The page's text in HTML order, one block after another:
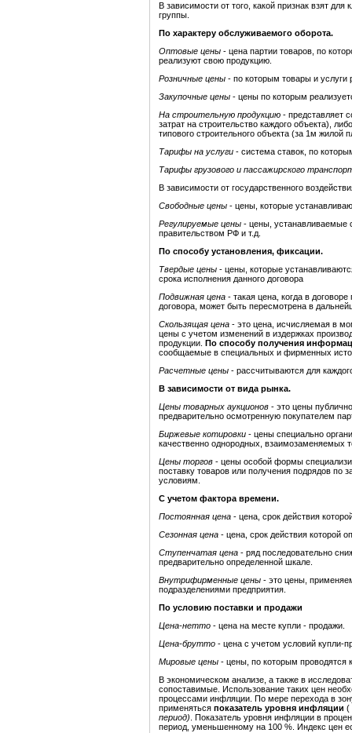
В зависимости от того, какой признак взят
группы.
По характеру обслуживаемого оборота.
Оптовые цены - цена партии товаров, по
реализуют свою продукцию.
Розничные цены - по которым товары и услуги
Закупочные цены - цены по которым
На строительную продукцию - представляет
затрат на строительство каждого объекта),
типового строительного объекта (за 1м жилой
Тарифы на услуги - система ставок, по
Тарифы грузового и пассажирского
В зависимости от государственного
Свободные цены - цены, которые
Регулируемые цены - цены, устанавливаемые
правительством РФ и т.д.
По способу установления, фиксации.
Твердые цены - цены, которые
срока исполнения данного договора
Подвижная цена - такая цена, когда в
договора, может быть пересмотрена в
Скользящая цена - это цена, исчисляемая в
цены с учетом изменений в издержках
продукции. По способу получения
сообщаемые в специальных и фирменных
Расчетные цены - рассчитываются для
В зависимости от вида рынка.
Цены товарных аукционов - это цены
предварительно осмотренную покупателем
Биржевые котировки - цены специально
качественно однородных, взаимозаменяемых
Цены торгов - цены особой формы
поставку товаров или получения подрядов по
условиям.
С учетом фактора времени.
Постоянная цена - цена, срок действия
Сезонная цена - цена, срок действия которой
Ступенчатая цена - ряд последовательно
предварительно определенной шкале.
Внутрифирменные цены - это цены,
подразделениями предприятия.
По условию поставки и продажи
Цена-нетто - цена на месте купли - продажи.
Цена-брутто - цена с учетом условий купли-
Мировые цены - цены, по которым проводятся
В экономическом анализе, а также в
сопоставимые. Использование таких цен
процессами инфляции. По мере перехода в
применяться показатель уровня инфляции (
период) . Показатель уровня инфляции в
период, уменьшенному на 100 %. Индекс цен